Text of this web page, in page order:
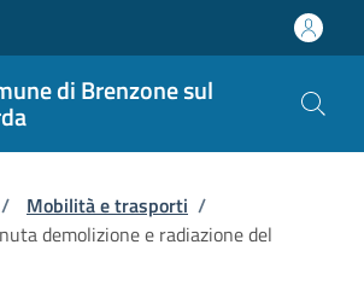
di Brenzone sul
pane
/ Mobilità e trasporti /
demolizione e radiazione del